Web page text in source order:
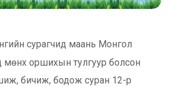
сурагчид маань Монгол
мөнх оршихын тулгуур болсон
бичиж, бодож суран 12-р